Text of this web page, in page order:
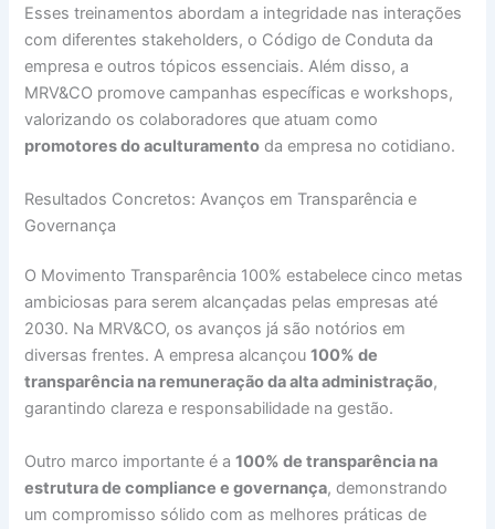
Esses treinamentos abordam a integridade nas interações
com diferentes stakeholders, o Código de Conduta da
empresa e outros tópicos essenciais. Além disso, a
MRV&CO promove campanhas específicas e workshops,
valorizando os colaboradores que atuam como
promotores do aculturamento da empresa no cotidiano.
Resultados Concretos: Avanços em Transparência e
Governança
O Movimento Transparência 100% estabelece cinco metas
ambiciosas para serem alcançadas pelas empresas até
2030. Na MRV&CO, os avanços já são notórios em
diversas frentes. A empresa alcançou100% de
transparência na remuneração da alta administração,
garantindo clareza e responsabilidade na gestão.
Outro marco importante é a100% de transparência na
estrutura de compliance e governança, demonstrando
um compromisso sólido com as melhores práticas de